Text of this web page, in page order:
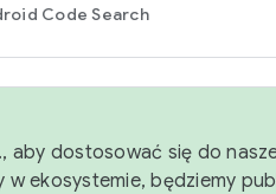
Code Search
aby dostosować się do
w ekosystemie, będziemy